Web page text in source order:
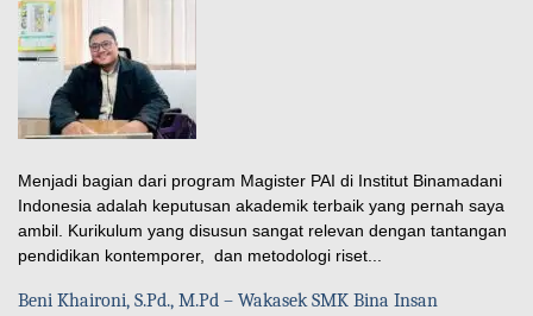
Menjadi bagian dari program Magister PAI di Institut Binamadani
Indonesia adalah keputusan akademik terbaik yang pernah saya
ambil. Kurikulum yang disusun sangat relevan dengan tantangan
pendidikan kontemporer, dan metodologi riset...
Beni Khaironi, S.Pd., M.Pd – Wakasek SMK Bina Insan